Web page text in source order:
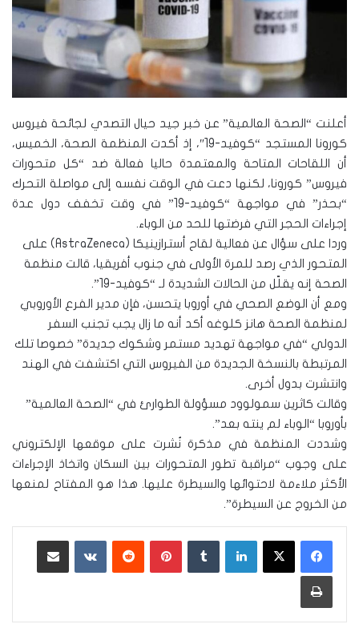
أعلنت “الصحة العالمية” عن خبر جيد حيال التصدي لجائحة فيروس
كورونا المستجد “كوفيد-19″، إذ أكدت المنظمة الصحة، الخميس،
أن اللقاحات المتاحة والمعتمدة حاليا فعالة ضد “كل متحورات
فيروس” كورونا، لكنها دعت في الوقت نفسه إلى مواصلة التحرك
“بحذر” في مواجهة “كوفيد-19” في وقت تخفف دول عدة
إجراءات الحجر التي فرضتها للحد من الوباء.
وردا على سؤال عن فعالية لقاح أسترازينيكا (AstraZeneca) على
المتحور الذي رصد للمرة الأولى في جنوب أفريقيا، قالت منظمة
الصحة إنه يقلّل من الحالات الشديدة لـ “كوفيد-19”.
ومع أن الوضع الصحي في أوروبا يتحسن، فإن مدير الفرع الأوروبي
لمنظمة الصحة هانز كلوغه أكد أنه ما زال يجب تجنب السفر
الدولي “في مواجهة تهديد مستمر وشكوك جديدة” خصوصا تلك
المرتبطة بالنسخة الجديدة من الفيروس التي اكتشفت في الهند
وانتشرت بدول أخرى.
وقالت كاثرين سمولوود مسؤولة الطوارئ في “الصحة العالمية”
بأوروبا “الوباء لم ينته بعد”.
وشددت المنظمة في مذكرة نُشرت على موقعها الإلكتروني
على وجوب “مراقبة تطور المتحورات بين السكان واتخاذ الإجراءات
الأكثر ملاءمة لاحتوائها والسيطرة عليها. هذا هو المفتاح لمنعها
من الخروج عن السيطرة”.
لينكدإن بينتيريست ‏VKontakte
طباعة